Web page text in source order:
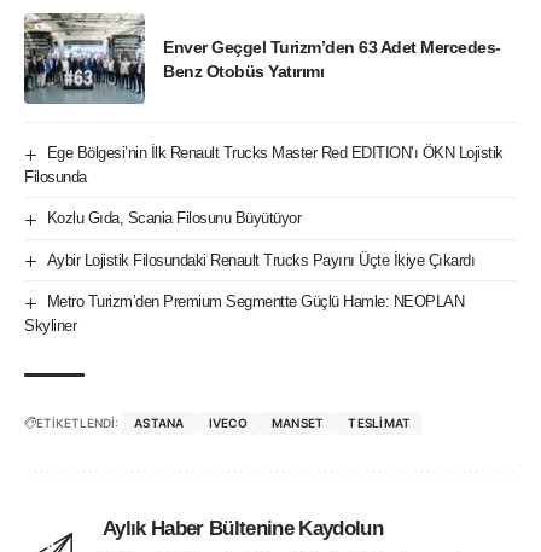
Enver Geçgel Turizm’den 63 Adet Mercedes-
Benz Otobüs Yatırımı
Ege Bölgesi’nin İlk Renault Trucks Master Red EDITION’ı ÖKN Lojistik
Filosunda
Kozlu Gıda, Scania Filosunu Büyütüyor
Aybir Lojistik Filosundaki Renault Trucks Payını Üçte İkiye Çıkardı
Metro Turizm’den Premium Segmentte Güçlü Hamle: NEOPLAN
Skyliner
ETİKETLENDİ: ASTANA IVECO MANSET TESLIMAT
Aylık Haber Bültenine Kaydolun